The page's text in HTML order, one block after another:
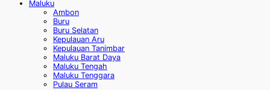
Maluku
Ambon
Buru
Buru Selatan
Kepulauan Aru
Kepulauan Tanimbar
Maluku Barat Daya
Maluku Tengah
Maluku Tenggara
Pulau Seram